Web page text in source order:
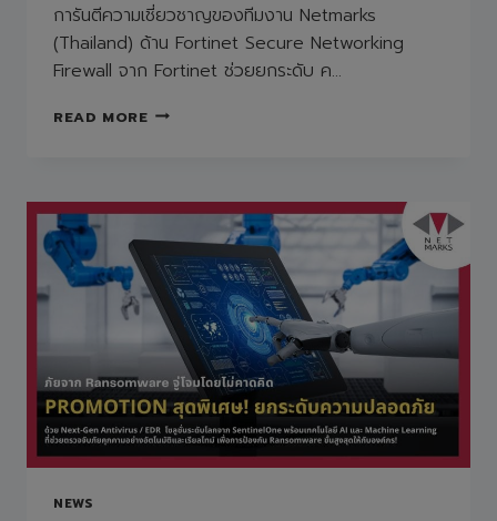
การันตีความเชี่ยวชาญของทีมงาน Netmarks
(Thailand) ด้าน Fortinet Secure Networking
Firewall จาก Fortinet ช่วยยกระดับ ค…
READ MOREกา
ของ
งาน
NETMARKS
(THAILAND)
ด้าน
FORTINET
SECURE
NETWORKING
FIREWALL
จาก
FORTINET
ช่วย
NEWS